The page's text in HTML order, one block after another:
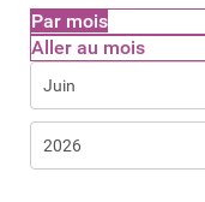
Par mois
Aller au mois